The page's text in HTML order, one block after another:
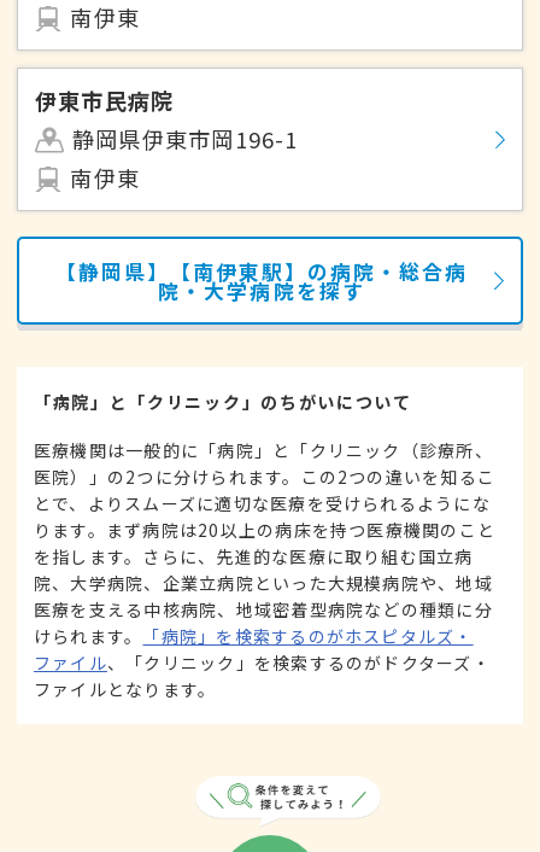
南伊東
伊東市民病院
静岡県伊東市岡196-1
南伊東
【静岡県】【南伊東駅】の病院・総合病
院・大学病院を探す
「病院」と「クリニック」のちがいについて
医療機関は一般的に「病院」と「クリニック（診療所、
医院）」の2つに分けられます。この2つの違いを知るこ
とで、よりスムーズに適切な医療を受けられるようにな
ります。まず病院は20以上の病床を持つ医療機関のこと
を指します。さらに、先進的な医療に取り組む国立病
院、大学病院、企業立病院といった大規模病院や、地域
医療を支える中核病院、地域密着型病院などの種類に分
けられます。
「病院」を検索するのがホスピタルズ・
ファイル、「クリニック」を検索するのがドクターズ・
ファイルとなります。